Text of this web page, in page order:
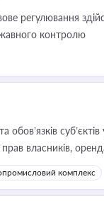
регулювання
контролю
обов’язків
власників,
комплекс